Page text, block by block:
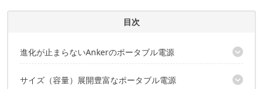
CAMP HACK編集部のプロフィール
目次
進化が止まらないAnkerのポータブル電源
「長寿命」が売りのAnker
サイズ（容量）展開豊富なポータブル電源